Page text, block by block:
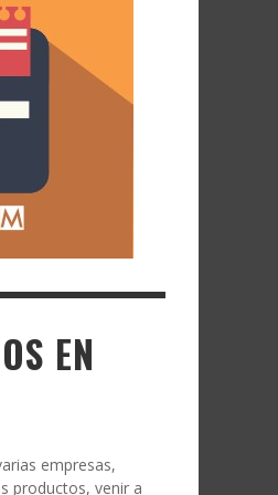
EN
empresas,
productos, venir a